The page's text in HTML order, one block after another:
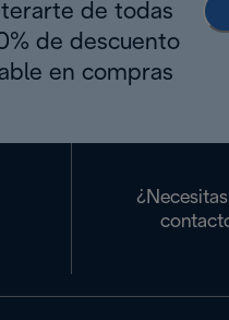
de todas
de descuento
en compras